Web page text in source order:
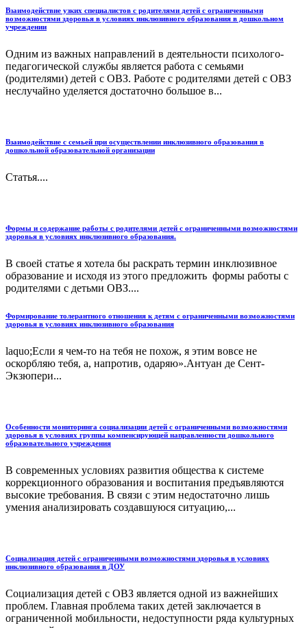
Взаимодействие узких специалистов с родителями детей с ограниченными
возможностями здоровья в условиях инклюзивного образования в дошкольном
учреждении
Одним из важных направлений в деятельности психолого-
педагогической службы является работа с семьями
(родителями) детей с ОВЗ. Работе с родителями детей с ОВЗ
неслучайно уделяется достаточно большое в...
Взаимодействие с семьей при осуществлении инклюзивного образования в
дошкольной образовательной организации
Статья....
Формы и содержание работы с родителями детей с ограниченными возможностями
здоровья в условиях инклюзивного образования.
В своей статье я хотела бы раскрать термин инклюзивное
образование и исходя из этого предложить формы работы с
родителями с детьми ОВЗ....
Формирование толерантного отношения к детям с ограниченными возможностями
здоровья в условиях инклюзивного образования
laquo;Если я чем-то на тебя не похож, я этим вовсе не
оскорбляю тебя, а, напротив, одаряю».Антуан де Сент-
Экзюпери...
Особенности мониторинга социализации детей с ограниченными возможностями
здоровья в условиях группы компенсирующей направленности дошкольного
образовательного учреждения
В современных условиях развития общества к системе
коррекционного образования и воспитания предъявляются
высокие требования. В связи с этим недостаточно лишь
умения анализировать создавшуюся ситуацию,...
Социализация детей с ограниченными возможностями здоровья в условиях
инклюзивного образования в ДОУ
Социализация детей с ОВЗ является одной из важнейших
проблем. Главная проблема таких детей заключается в
ограниченной мобильности, недоступности ряда культурных